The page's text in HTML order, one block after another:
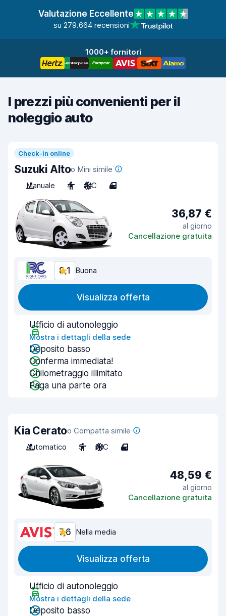
Valutazione Eccellente
su 279.664 recensioni
1000+ fornitori
I prezzi più convenienti per il
noleggio auto
Check-in online
Suzuki Altoo Mini simile
Manuale
4 A/C 4
36,87 €
al giorno
Cancellazione gratuita
8,1 Buona
Visualizza offerta
Ufficio di autonoleggio
Mostra i dettagli della sede
Deposito basso
Conferma immediata!
Chilometraggio illimitato
Paga una parte ora
Kia Ceratoo Compatta simile
Automatico
5 A/C 4
48,59 €
al giorno
Cancellazione gratuita
7,6 Nella media
Visualizza offerta
Ufficio di autonoleggio
Mostra i dettagli della sede
Deposito basso